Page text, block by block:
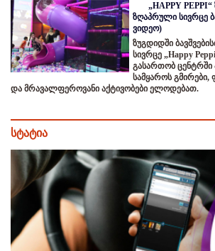
„HAPPY
ზღაპრული სივრცე
ვიდეო)
ზუგდიდში
სივრცე „Happy
გასართობ
სამყაროს
და მრავალფეროვანი აქტივობები ელოდებათ.
სტატია